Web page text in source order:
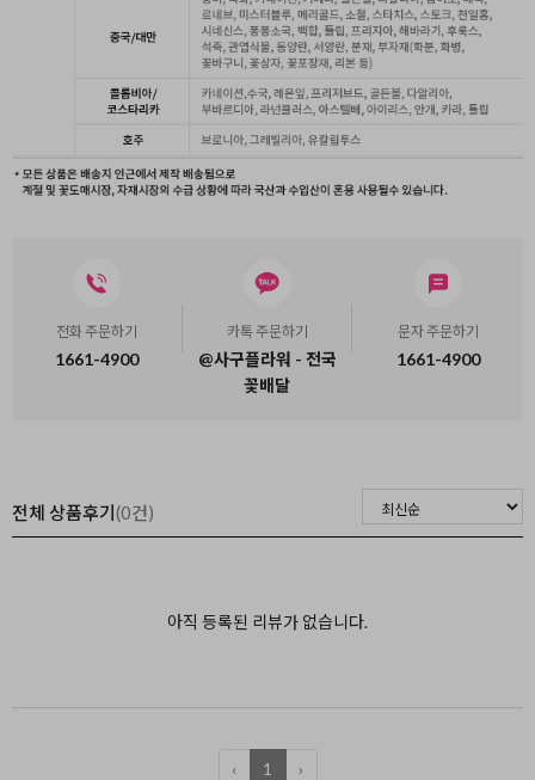
전화 주문하기
1661-4900
카톡 주문하기
@사구플라워 - 전국
꽃배달
문자 주문하기
1661-4900
전체 상품후기 (0건)
아직 등록된 리뷰가 없습니다.
‹ 1 ›